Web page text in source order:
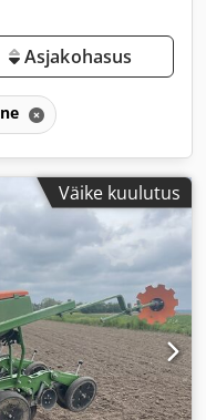
Asjakohasus
Väike kuulutus